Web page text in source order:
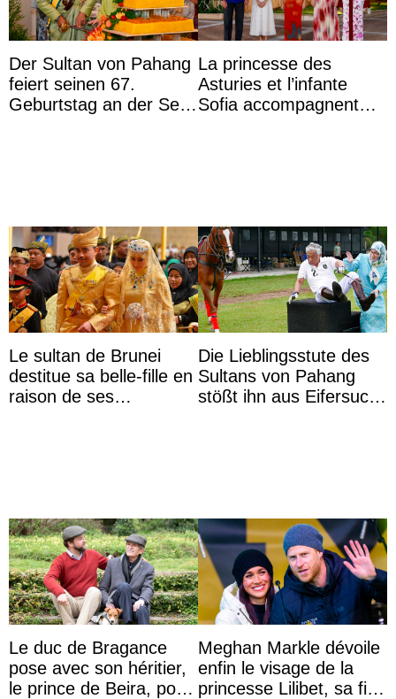
Der Sultan von Pahang
feiert seinen 67.
Geburtstag an der Seite
La princesse des
Asturies et l’infante
Sofia accompagnent
Le sultan de Brunei
destitue sa belle-fille en
raison de ses
Die Lieblingsstute des
Sultans von Pahang
stößt ihn aus Eifersucht
Le duc de Bragance
pose avec son héritier,
le prince de Beira, pour
Meghan Markle dévoile
enfin le visage de la
princesse Lilibet, sa fille